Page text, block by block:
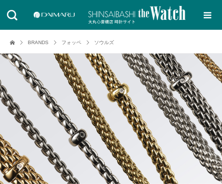
BRANDS フォッペ ソウルズ